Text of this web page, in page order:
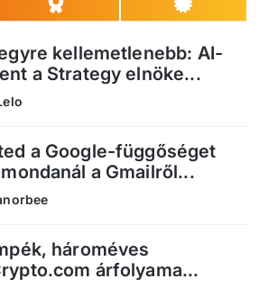
kellemetlenebb: AI-
a Strategy elnöke...
a Google-függőséget
a Gmailről...
hároméves
árfolyama...